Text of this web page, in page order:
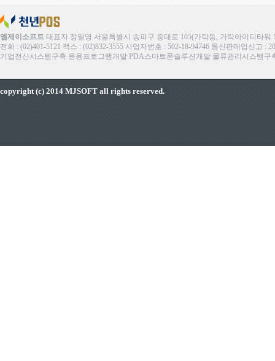
엠제이소프트 대표자 정일영 서울특별시 송파구 중대로 105(가락동, 가락아이디타워
전화 : (02)401-5121 팩스 : (02)832-3555 사업자번호 : 502-18-94746 통신판매업신고 :
기업전산시스템구축 응용프로그램개발 PDA스마트폰솔루션개발 물류관리시스템구
copyright (c) 2014 MJSOFT all rights reserved.